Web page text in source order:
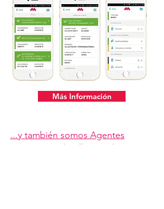
Más Información
...y también somos Agentes
Financieros de Allianz Soluciones